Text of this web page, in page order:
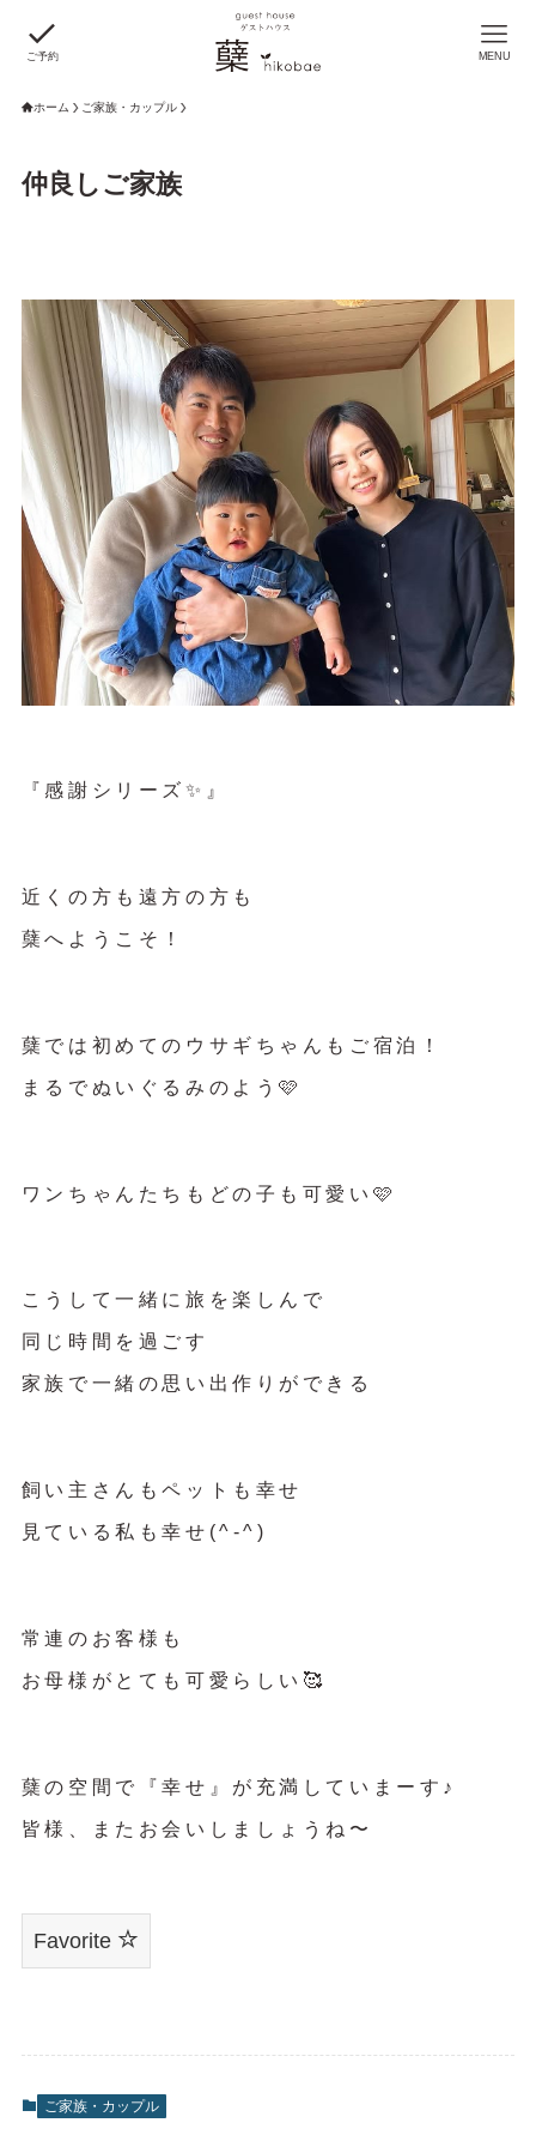
ご予約 MENU
ホーム ご家族・カップル
仲良しご家族
『感謝シリーズ✨』
近くの方も遠方の方も
蘖へようこそ！
蘖では初めてのウサギちゃんもご宿泊！
まるでぬいぐるみのよう🩷
ワンちゃんたちもどの子も可愛い🩷
こうして一緒に旅を楽しんで
同じ時間を過ごす
家族で一緒の思い出作りができる
飼い主さんもペットも幸せ
見ている私も幸せ(^-^)
常連のお客様も
お母様がとても可愛らしい🥰
蘖の空間で『幸せ』が充満していまーす♪
皆様、またお会いしましょうね〜
Favorite
ご家族・カップル